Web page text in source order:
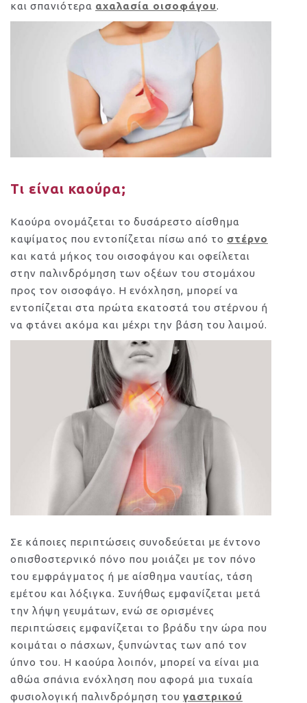
και σπανιότερα αχαλασία οισοφάγου.
Τι είναι καούρα;
Καούρα ονομάζεται το δυσάρεστο αίσθημα
καψίματος που εντοπίζεται πίσω από το στέρνο
και κατά μήκος του οισοφάγου και οφείλεται
στην παλινδρόμηση των οξέων του στομάχου
προς τον οισοφάγο. Η ενόχληση, μπορεί να
εντοπίζεται στα πρώτα εκατοστά του στέρνου ή
να φτάνει ακόμα και μέχρι την βάση του λαιμού.
Σε κάποιες περιπτώσεις συνοδεύεται με έντονο
οπισθοστερνικό πόνο που μοιάζει με τον πόνο
του εμφράγματος ή με αίσθημα ναυτίας, τάση
εμέτου και λόξιγκα. Συνήθως εμφανίζεται μετά
την λήψη γευμάτων, ενώ σε ορισμένες
περιπτώσεις εμφανίζεται το βράδυ την ώρα που
κοιμάται ο πάσχων, ξυπνώντας των από τον
ύπνο του. Η καούρα λοιπόν, μπορεί να είναι μια
αθώα σπάνια ενόχληση που αφορά μια τυχαία
φυσιολογική παλινδρόμηση του γαστρικού